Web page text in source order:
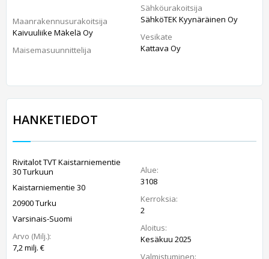
Maanrakennusurakoitsija
Kaivuuliike Mäkelä Oy
Maisemasuunnittelija
Sähköurakoitsija
SähköTEK Kyynäräinen Oy
Vesikate
Kattava Oy
HANKETIEDOT
Rivitalot TVT Kaistarniementie
30 Turkuun
Kaistarniementie 30
20900 Turku
Varsinais-Suomi
Arvo (Milj.):
7,2 milj. €
Alue:
3108
Kerroksia:
2
Aloitus:
Kesäkuu 2025
Valmistuminen: